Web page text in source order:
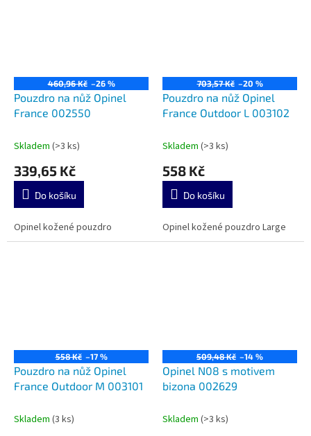
460,96 Kč –26 %
Pouzdro na nůž Opinel
France 002550
Skladem (>3 ks)
339,65 Kč
Do košíku
Opinel kožené pouzdro
703,57 Kč –20 %
Pouzdro na nůž Opinel
France Outdoor L 003102
Skladem (>3 ks)
558 Kč
Do košíku
Opinel kožené pouzdro Large
558 Kč –17 %
Pouzdro na nůž Opinel
France Outdoor M 003101
Skladem (3 ks)
509,48 Kč –14 %
Opinel N08 s motivem
bizona 002629
Skladem (>3 ks)